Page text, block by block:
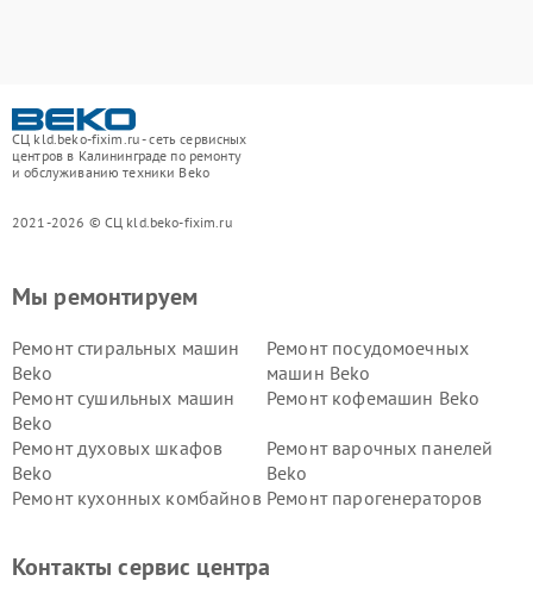
СЦ kld.beko-fixim.ru - сеть сервисных
центров в Калининграде по ремонту
и обслуживанию техники Beko
2021-2026 © СЦ kld.beko-fixim.ru
Мы ремонтируем
Ремонт стиральных машин
Beko
Ремонт посудомоечных
машин Beko
Ремонт сушильных машин
Beko
Ремонт кофемашин Beko
Ремонт духовых шкафов
Beko
Ремонт варочных панелей
Beko
Ремонт кухонных комбайнов Ремонт парогенераторов
Ремонт холодильников Beko Ремонт морозильных камер
Контакты сервис центра